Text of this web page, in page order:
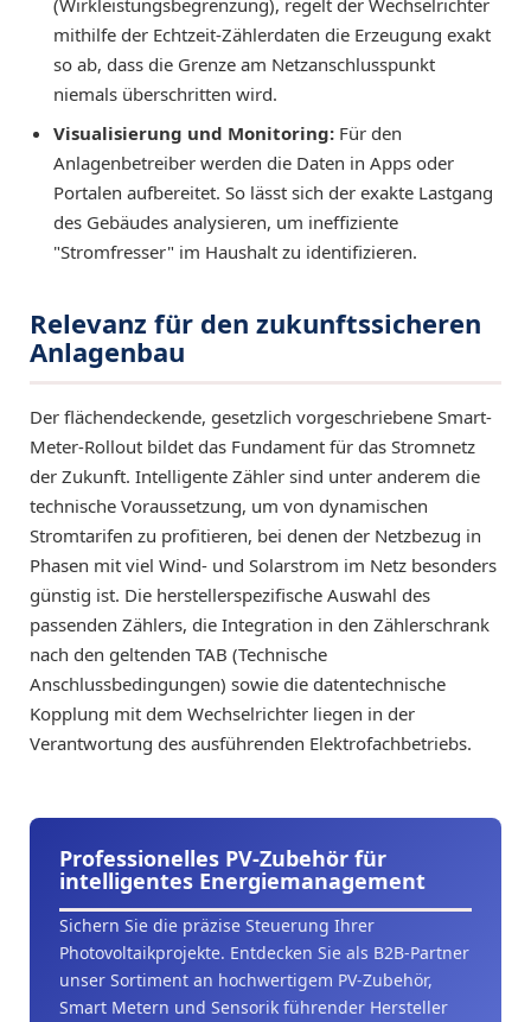
(Wirkleistungsbegrenzung), regelt der Wechselrichter
mithilfe der Echtzeit-Zählerdaten die Erzeugung exakt
so ab, dass die Grenze am Netzanschlusspunkt
niemals überschritten wird.
Visualisierung und Monitoring: Für den
Anlagenbetreiber werden die Daten in Apps oder
Portalen aufbereitet. So lässt sich der exakte Lastgang
des Gebäudes analysieren, um ineffiziente
"Stromfresser" im Haushalt zu identifizieren.
Relevanz für den zukunftssicheren
Anlagenbau
Der flächendeckende, gesetzlich vorgeschriebene Smart-
Meter-Rollout bildet das Fundament für das Stromnetz
der Zukunft. Intelligente Zähler sind unter anderem die
technische Voraussetzung, um von dynamischen
Stromtarifen zu profitieren, bei denen der Netzbezug in
Phasen mit viel Wind- und Solarstrom im Netz besonders
günstig ist. Die herstellerspezifische Auswahl des
passenden Zählers, die Integration in den Zählerschrank
nach den geltenden TAB (Technische
Anschlussbedingungen) sowie die datentechnische
Kopplung mit dem Wechselrichter liegen in der
Verantwortung des ausführenden Elektrofachbetriebs.
Professionelles PV-Zubehör für
intelligentes Energiemanagement
Sichern Sie die präzise Steuerung Ihrer
Photovoltaikprojekte. Entdecken Sie als B2B-Partner
unser Sortiment an hochwertigem PV-Zubehör,
Smart Metern und Sensorik führender Hersteller